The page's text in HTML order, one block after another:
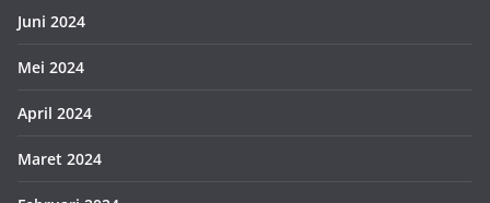
Juni 2024
Mei 2024
April 2024
Maret 2024